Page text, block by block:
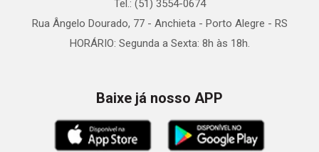
Tel.: (51) 3554-0674
Rua Ângelo Dourado, 77 - Anchieta - Porto Alegre - RS
HORÁRIO: Segunda a Sexta: 8h às 18h.
Baixe já nosso APP